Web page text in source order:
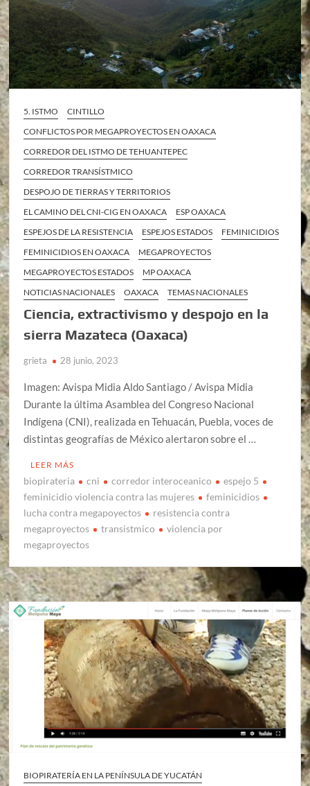
5. ISTMO
CINTILLO
CONFLICTOS POR MEGAPROYECTOS EN OAXACA
CORREDOR DEL ISTMO DE TEHUANTEPEC
CORREDOR TRANSÍSTMICO
DESPOJO DE TIERRAS Y TERRITORIOS
EL CAMINO DEL CNI-CIG EN OAXACA
ESP OAXACA
ESPEJOS DE LA RESISTENCIA
ESPEJOS ESTADOS
FEMINICIDIOS
FEMINICIDIOS EN OAXACA
MEGAPROYECTOS
MEGAPROYECTOS ESTADOS
MP OAXACA
NOTICIAS NACIONALES
OAXACA TEMAS NACIONALES
Ciencia, extractivismo y despojo en la
sierra Mazateca (Oaxaca)
grieta 28 junio, 2023
Imagen: Avispa Midia Aldo Santiago / Avispa Midia
Durante la última Asamblea del Congreso Nacional
Indígena (CNI), realizada en Tehuacán, Puebla, voces de
distintas geografías de México alertaron sobre el …
LEER MÁS
biopirateria cni corredor interoceanico
espejo 5
feminicidio violencia contra las mujeres
feminicidios
lucha contra megapoyectos
resistencia contra
megaproyectos
transistmico
violencia por
megaproyectos
BIOPIRATERÍA EN LA PENÍNSULA DE YUCATÁN